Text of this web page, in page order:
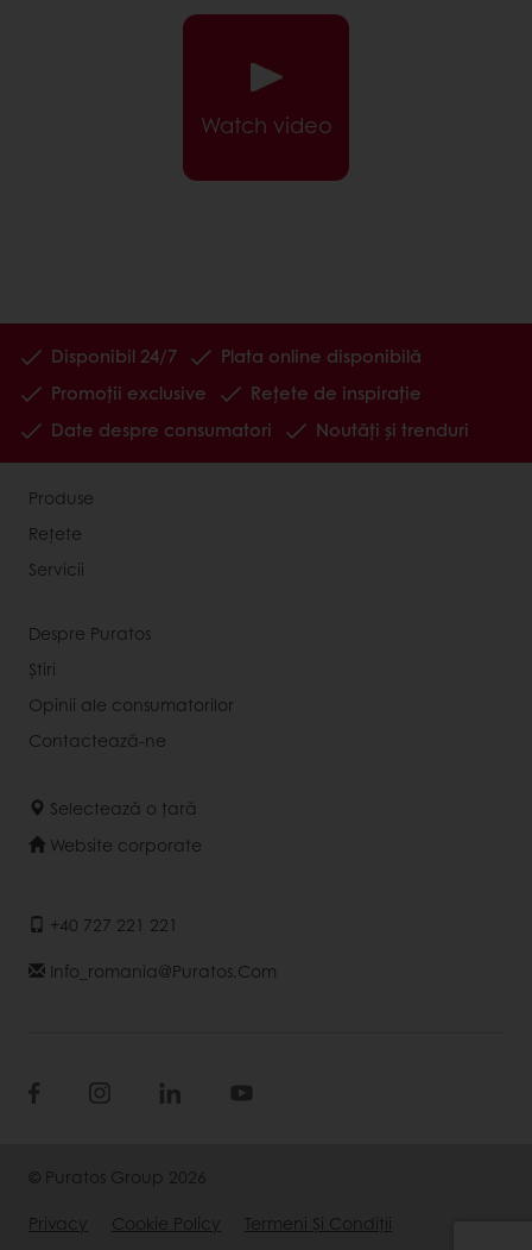
Watch video
Disponibil 24/7
Plata online disponibilă
Promoții exclusive
Rețete de inspirație
Date despre consumatori
Noutăți și trenduri
Produse
Rețete
Servicii
Despre Puratos
Știri
Opinii ale consumatorilor
Contactează-ne
Selectează o țară
Website corporate
+40 727 221 221
Info_romania@puratos.com
© Puratos Group 2026
Privacy
Cookie Policy Termeni Și Condiții